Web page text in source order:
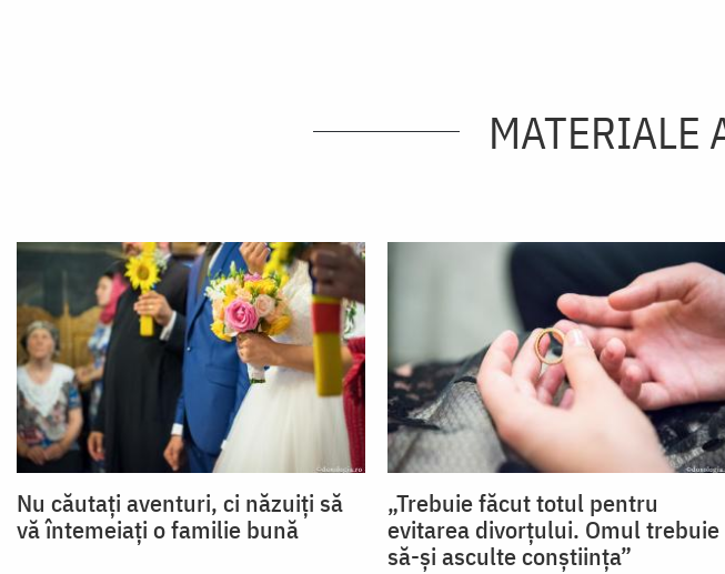
MATERIALE
Nu căutați aventuri, ci năzuiți să
vă întemeiați o familie bună
„Trebuie făcut totul pentru
evitarea divorțului. Omul trebuie
să-și asculte conștiința”